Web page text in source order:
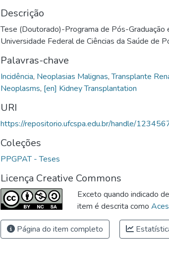
Descrição
Tese (Doutorado)-Programa de Pós-Graduação
Universidade Federal de Ciências da Saúde de
Palavras-chave
Incidência, Neoplasias Malignas,Transplante
Neoplasms, [en] Kidney Transplantation
URI
https://repositorio.ufcspa.edu.br/handle/
Coleções
PPGPAT - Teses
Licença Creative Commons
Exceto quando indicado
item é descrita como
Página do item completo